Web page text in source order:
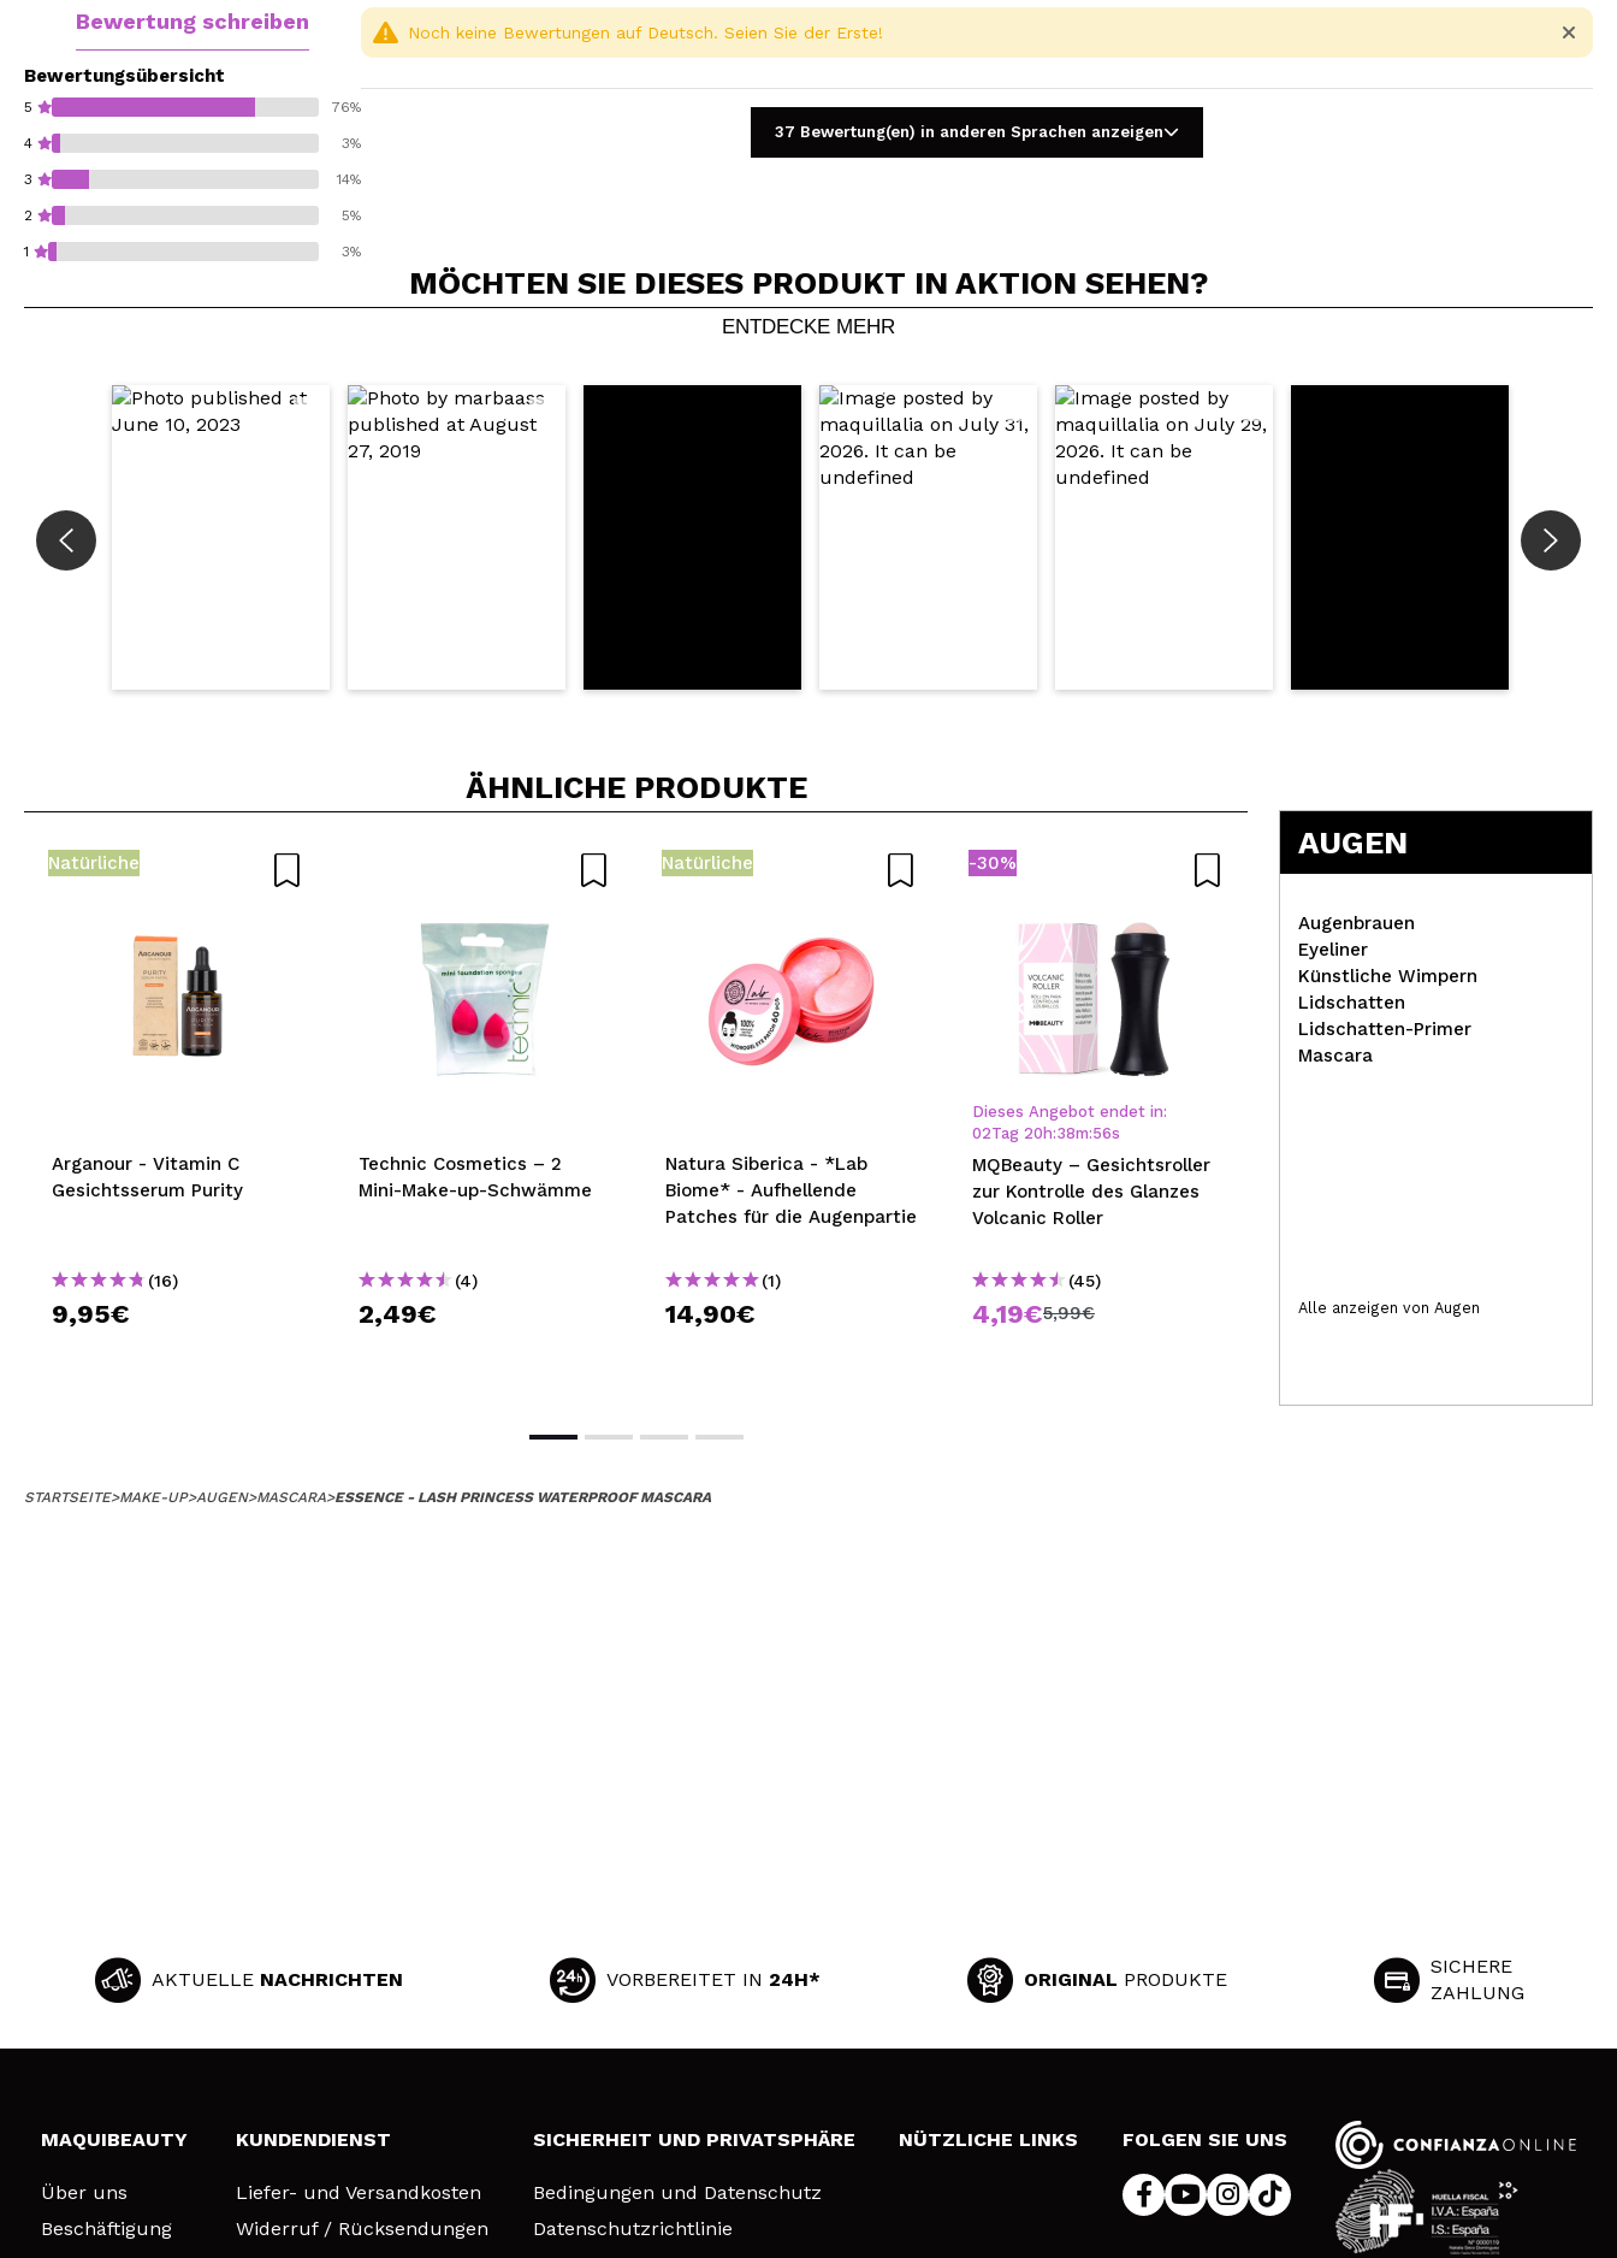
Bewertung schreiben
Bewertungsübersicht
5 76%
4 3%
3 14%
2 5%
1 3%
Ein Video oder Foto teilen
Dein Video könnte das erste sein. Stell es dir vor...
Würden Sie diesen Kauf empfehlen? Ja Nein 5/5
Noch keine Bewertungen auf Deutsch. Seien Sie der Erste!
37 Bewertung(en) in anderen Sprachen anzeigen
MÖCHTEN SIE DIESES PRODUKT IN AKTION SEHEN?
ENTDECKE MEHR
ÄHNLICHE PRODUKTE
Natürliche
Arganour - Vitamin C
Gesichtsserum Purity
(16)
9,95€
Technic Cosmetics – 2
Mini-Make-up-Schwämme
(4)
2,49€
Natürliche
Natura Siberica - *Lab
Biome* - Aufhellende
Patches für die Augenpartie
(1)
14,90€
-30%
Dieses Angebot endet in:
02Tag 20 h:38m:55s
MQBeauty – Gesichtsroller
zur Kontrolle des Glanzes
Volcanic Roller
(45)
4,19€5,99€
Mokosh (Mokann) –
29,99€
AUGEN
Augenbrauen
Eyeliner
Künstliche Wimpern
Lidschatten
Lidschatten-Primer
Mascara
Alle anzeigen von Augen
STARTSEITE>MAKE-UP>AUGEN>MASCARA>ESSENCE - LASH PRINCESS WATERPROOF MASCARA
AKTUELLE NACHRICHTEN VORBEREITET IN 24H* ORIGINAL PRODUKTE
SICHERE
ZAHLUNG
MAQUIBEAUTY
Über uns
Beschäftigung
KUNDENDIENST
Liefer- und Versandkosten
Widerruf / Rücksendungen
SICHERHEIT UND PRIVATSPHÄRE
Bedingungen und Datenschutz
Datenschutzrichtlinie
NÜTZLICHE LINKS FOLGEN SIE UNS